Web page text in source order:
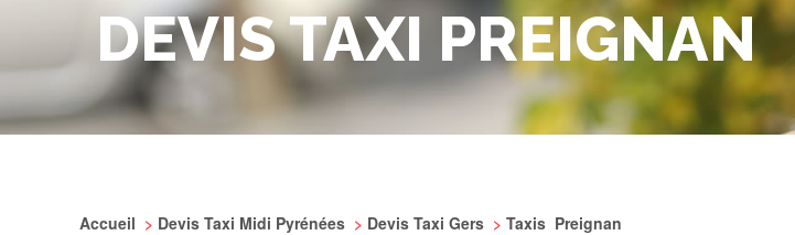
DEVIS TAXI PREIGNAN
Accueil > Devis Taxi Midi Pyrénées > Devis Taxi Gers > Taxis Preignan